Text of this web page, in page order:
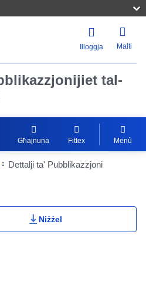
Illoggja Malti
tal-
Għajnuna Fittex Menù
Dettalji ta' Pubblikazzjoni
Portlet
Niżżel